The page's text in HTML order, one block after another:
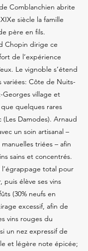
Comblanchien abrite
siècle la famille
père en fils.
Chopin dirige ce
de l’expérience
Le vignoble s’étend
variées: Côte de Nuits-
Georges village et
quelques rares
Damodes). Arnaud
un soin artisanal –
triées – afin
sains et concentrés.
l’égrappage total pour
élève ses vins
(30% neufs en
excessif, afin de
vins rouges du
un nez expressif de
et légère note épicée;